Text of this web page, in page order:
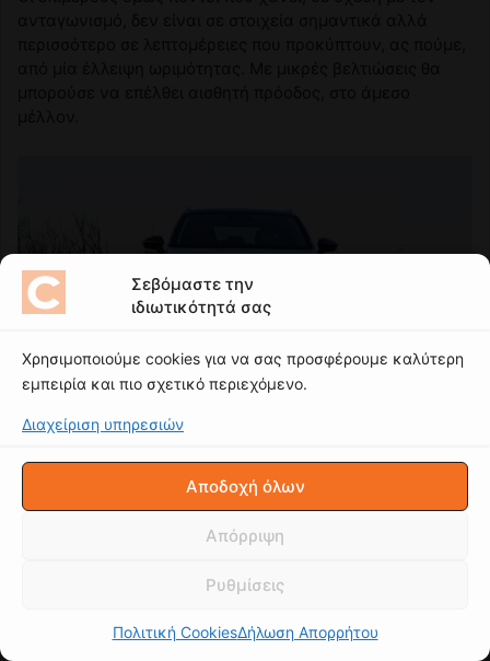
Σεβόμαστε την
ιδιωτικότητά σας
Χρησιμοποιούμε cookies για να σας προσφέρουμε καλύτερη
εμπειρία και πιο σχετικό περιεχόμενο.
Διαχείριση υπηρεσιών
Αποδοχή όλων
Απόρριψη
Ρυθμίσεις
Πολιτική CookiesΔήλωση Απορρήτου